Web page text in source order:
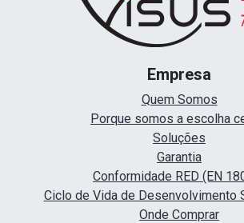
Empresa
Quem Somos
Porque somos a escolha
Soluções
Garantia
Conformidade RED (EN
Ciclo de Vida de Desenvolvimento
Onde Comprar